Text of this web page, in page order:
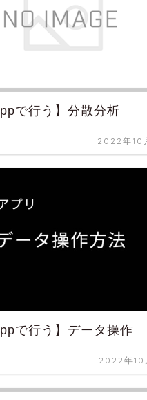
で行う】分散分析
2022年10
で行う】データ操作
2022年10